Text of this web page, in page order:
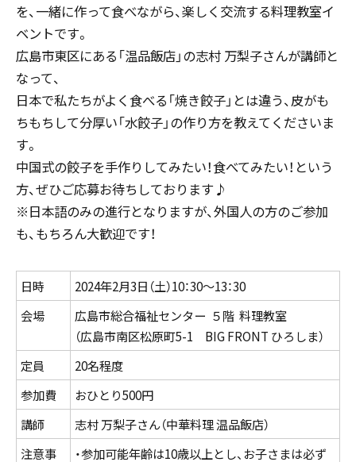
を、一緒に作って食べながら、楽しく交流する料理教室イ
ベントです。
広島市東区にある「温品飯店」の志村 万梨子さんが講師と
なって、
日本で私たちがよく食べる「焼き餃子」とは違う、皮がも
ちもちして分厚い「水餃子」の作り方を教えてくださいま
す。
中国式の餃子を手作りしてみたい！食べてみたい！という
方、ぜひご応募お待ちしております♪
※日本語のみの進行となりますが、外国人の方のご参加
も、もちろん大歓迎です！
日時
2024年2月3日（土）10：30～13：30
会場
広島市総合福祉センター ５階 料理教室
（広島市南区松原町5-1 BIG FRONT ひろしま）
定員
20名程度
参加費
おひとり500円
講師
志村 万梨子さん（中華料理 温品飯店）
注意事
・参加可能年齢は10歳以上とし、お子さまは必ず